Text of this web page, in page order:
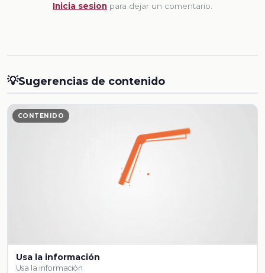
Inicia sesion para dejar un comentario.
💡Sugerencias de contenido
CONTENIDO
Usa la información
Usa la información